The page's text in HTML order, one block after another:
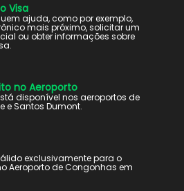
Visa
ajuda, como por exemplo,
mais próximo, solicitar um
ou obter informações sobre
no Aeroporto
disponível nos aeroportos de
e Santos Dumont.
exclusivamente para o
Aeroporto de Congonhas em